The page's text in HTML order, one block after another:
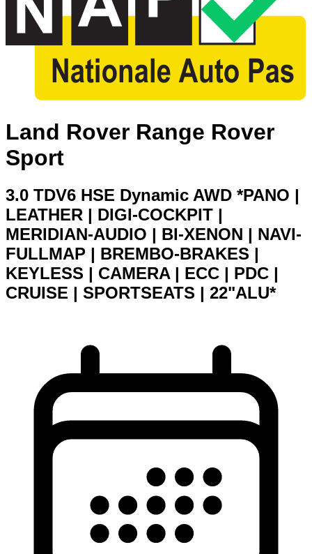
Land Rover Range Rover
Sport
3.0 TDV6 HSE Dynamic AWD *PANO |
LEATHER | DIGI-COCKPIT |
MERIDIAN-AUDIO | BI-XENON | NAVI-
FULLMAP | BREMBO-BRAKES |
KEYLESS | CAMERA | ECC | PDC |
CRUISE | SPORTSEATS | 22"ALU*